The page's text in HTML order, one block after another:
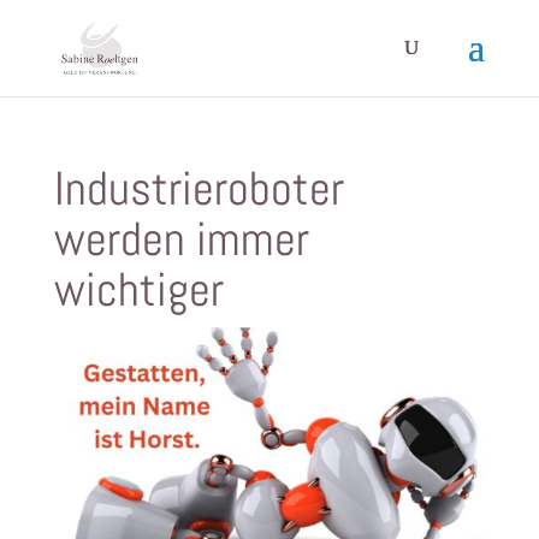
Industrieroboter
werden immer
wichtiger